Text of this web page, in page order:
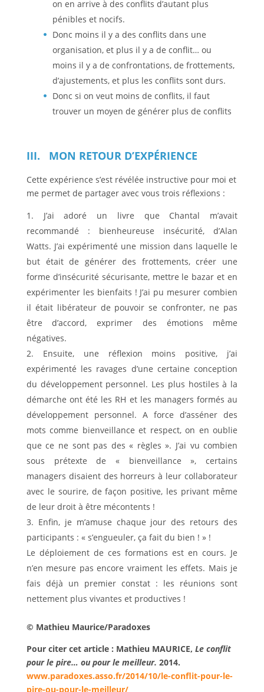
on en arrive à des conflits d’autant plus
pénibles et nocifs.
Donc moins il y a des conflits dans une
organisation, et plus il y a de conflit… ou
moins il y a de confrontations, de frottements,
d’ajustements, et plus les conflits sont durs.
Donc si on veut moins de conflits, il faut
trouver un moyen de générer plus de conflits
III. MON RETOUR D’EXPÉRIENCE
Cette expérience s’est révélée instructive pour moi et
me permet de partager avec vous trois réflexions :
J’ai adoré un livre que Chantal m’avait
recommandé : bienheureuse insécurité, d’Alan
Watts. J’ai expérimenté une mission dans laquelle le
but était de générer des frottements, créer une
forme d’insécurité sécurisante, mettre le bazar et en
expérimenter les bienfaits ! J’ai pu mesurer combien
il était libérateur de pouvoir se confronter, ne pas
être d’accord, exprimer des émotions même
négatives.
Ensuite, une réflexion moins positive, j’ai
expérimenté les ravages d’une certaine conception
du développement personnel. Les plus hostiles à la
démarche ont été les RH et les managers formés au
développement personnel. A force d’asséner des
mots comme bienveillance et respect, on en oublie
que ce ne sont pas des « règles ». J’ai vu combien
sous prétexte de « bienveillance », certains
managers disaient des horreurs à leur collaborateur
avec le sourire, de façon positive, les privant même
de leur droit à être mécontents !
Enfin, je m’amuse chaque jour des retours des
participants : « s’engueuler, ça fait du bien ! » !
Le déploiement de ces formations est en cours. Je
n’en mesure pas encore vraiment les effets. Mais je
fais déjà un premier constat : les réunions sont
nettement plus vivantes et productives !
© Mathieu Maurice/Paradoxes
Pour citer cet article : Mathieu MAURICE, Le conflit
pour le pire… ou pour le meilleur. 2014.
www.paradoxes.asso.fr/2014/10/le-conflit-pour-le-
pire-ou-pour-le-meilleur/